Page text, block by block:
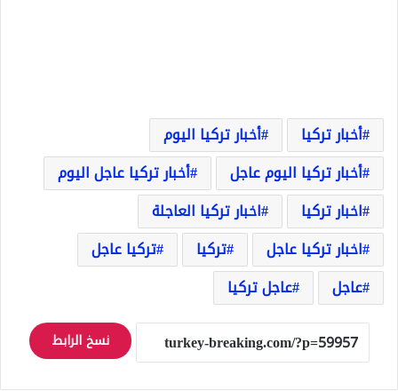
أخبار تركيا
أخبار تركيا اليوم
أخبار تركيا اليوم عاجل
أخبار تركيا عاجل اليوم
اخبار تركيا
اخبار تركيا العاجلة
اخبار تركيا عاجل
تركيا
تركيا عاجل
عاجل
عاجل تركيا
نسخ الرابط